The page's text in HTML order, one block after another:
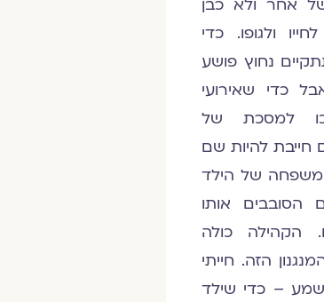
אחר ולא כבן
ולגופו. כדי
נחוץ פושע
כדי שאירועי
למסכת של
חייבת להיות שם
משפחה של הילד
הסובבים אותו
הקהילה כולה
הזה. חייתי
– כדי שילד